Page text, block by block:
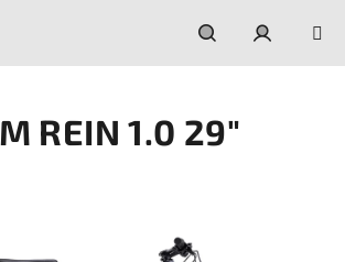
Hľadať
REIN 1.0 29"